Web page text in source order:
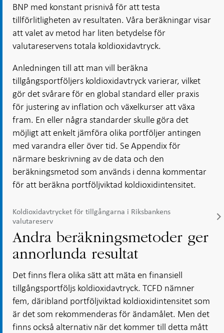
BNP med konstant prisnivå för att testa
tillförlitligheten av resultaten. Våra beräkningar visar
att valet av metod har liten betydelse för
valutareservens totala koldioxidavtryck.
Anledningen till att man vill beräkna
tillgångsportföljers koldioxidavtryck varierar, vilket
gör det svårare för en global standard eller praxis
för justering av inflation och växelkurser att växa
fram. En eller några standarder skulle göra det
möjligt att enkelt jämföra olika portföljer antingen
med varandra eller över tid. Se Appendix för
närmare beskrivning av de data och den
beräkningsmetod som används i denna kommentar
för att beräkna portföljviktad koldioxidintensitet.
Koldioxidavtrycket för tillgångarna i Riksbankens
valutareserv
Andra beräkningsmetoder ger
annorlunda resultat
Det finns flera olika sätt att mäta en finansiell
tillgångsportföljs koldioxidavtryck. TCFD nämner
fem, däribland portföljviktad koldioxidintensitet som
är det som rekommenderas för ändamålet. Men det
finns också alternativ när det kommer till detta mått